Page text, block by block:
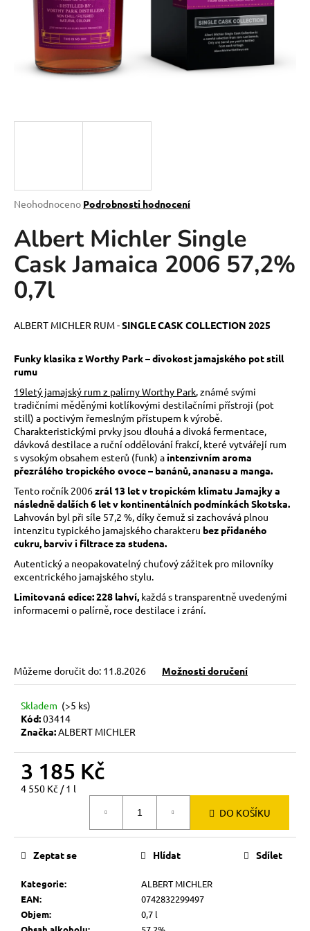
Průměrné
produktu
je
0,0
z
5
hvězdiček.
Neohodnoceno Podrobnosti hodnocení
Albert Michler Single
Cask Jamaica 2006 57,2%
0,7l
ALBERT MICHLER RUM -SINGLE CASK COLLECTION 2025
Funky klasika z Worthy Park – divokost jamajského pot still
rumu
19letý jamajský rum z palírny Worthy Park, známé svými
tradičními měděnými kotlíkovými destilačními přístroji (pot
still) a poctivým řemeslným přístupem k výrobě.
Charakteristickými prvky jsou dlouhá a divoká fermentace,
dávková destilace a ruční oddělování frakcí, které vytvářejí rum
s vysokým obsahem esterů (funk) a intenzivním aroma
přezrálého tropického ovoce – banánů, ananasu a manga.
Tento ročník 2006zrál 13 let v tropickém klimatu Jamajky a
následně dalších 6 let v kontinentálních podmínkách Skotska.
Lahvován byl při síle 57,2 %, díky čemuž si zachovává plnou
intenzitu typického jamajského charakteru bez přidaného
cukru, barviv i filtrace za studena.
Autentický a neopakovatelný chuťový zážitek pro milovníky
excentrického jamajského stylu.
Limitovaná edice: 228 lahví, každá s transparentně uvedenými
informacemi o palírně, roce destilace i zrání.
Můžeme doručit do: 11.8.2026 Možnosti doručení
Skladem (>5 ks)
Kód:03414
Značka:ALBERT MICHLER
3 185 Kč
Měrná
4 550 Kč / 1 l
DO KOŠÍKU
Kategorie:
ALBERT MICHLER
EAN:
0742832299497
Objem:
0,7 l
Zeptat se Hlídat Sdílet
o
p
o
r
u
u
e
m
e